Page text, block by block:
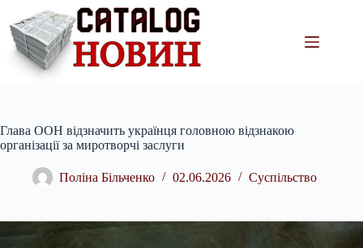
вмісту
Глава ООН відзначить українця головною відзнакою
організації за миротворчі заслуги
Поліна Більченко 02.06.2026 Суспільство